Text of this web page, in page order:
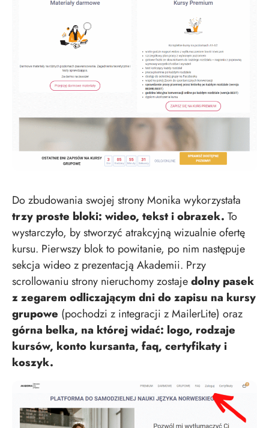
Do zbudowania swojej strony Monika wykorzystała
trzy proste bloki: wideo, tekst i obrazek. To
wystarczyło, by stworzyć atrakcyjną wizualnie ofertę
kursu. Pierwszy blok to powitanie, po nim następuje
sekcja wideo z prezentacją Akademii. Przy
scrollowaniu strony nieruchomy zostajedolny pasek
z zegarem odliczającym dni do zapisu na kursy
grupowe (pochodzi z integracji z MailerLite) oraz
górna belka, na której widać: logo, rodzaje
kursów, konto kursanta, faq, certyfikaty i
koszyk.